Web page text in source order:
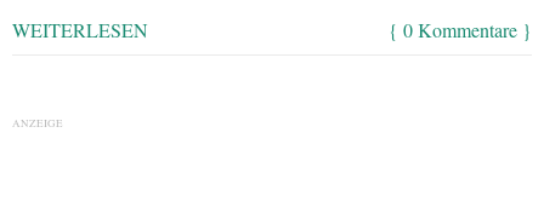
WEITERLESEN { 0 Kommentare }
ANZEIGE